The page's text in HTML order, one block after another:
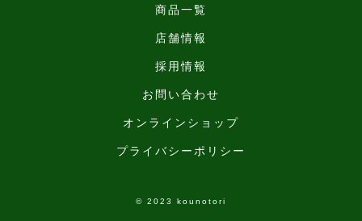
商品一覧
店舗情報
採用情報
お問い合わせ
オンラインショップ
プライバシーポリシー
© 2023 kounotori